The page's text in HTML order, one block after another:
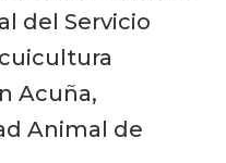
del Servicio
Acuña,
Animal de